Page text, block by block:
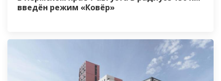
введён режим «Ковёр»